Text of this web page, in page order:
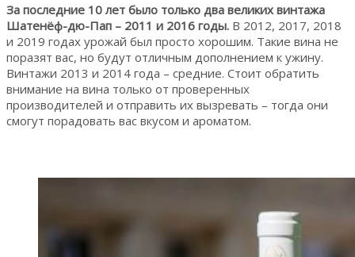
За последние 10 лет было только два великих винтажа
Шатенёф-дю-Пап – 2011 и 2016 годы. В 2012, 2017, 2018
и 2019 годах урожай был просто хорошим. Такие вина не
поразят вас, но будут отличным дополнением к ужину.
Винтажи 2013 и 2014 года – средние. Стоит обратить
внимание на вина только от проверенных
производителей и отправить их вызревать – тогда они
смогут порадовать вас вкусом и ароматом.